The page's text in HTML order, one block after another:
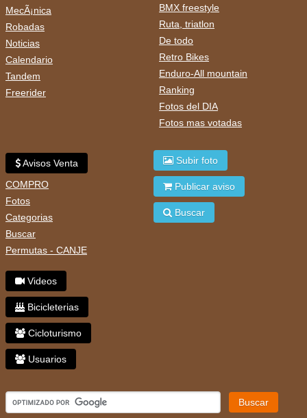
MecÃ¡nica
Robadas
Noticias
Calendario
Tandem
Freerider
BMX freestyle
Ruta, triatlon
De todo
Retro Bikes
Enduro-All mountain
Ranking
Fotos del DIA
Fotos mas votadas
Avisos Venta
COMPRO
Fotos
Categorias
Buscar
Permutas - CANJE
Videos
Bicicleterias
Cicloturismo
Usuarios
Subir foto
Publicar aviso
Buscar
Buscar